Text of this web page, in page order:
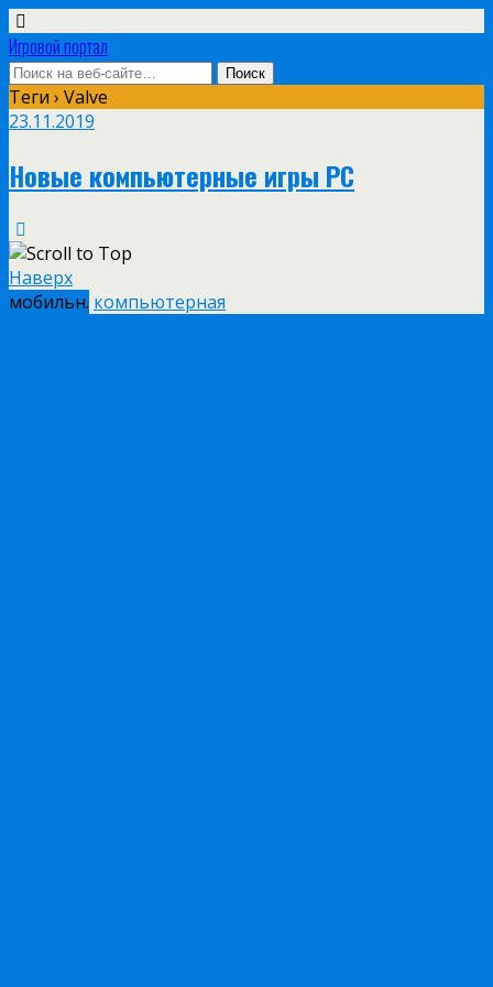
Игровой портал
Теги › Valve
23.11.2019
Новые компьютерные игры PC
Наверх
мобильн. компьютерная